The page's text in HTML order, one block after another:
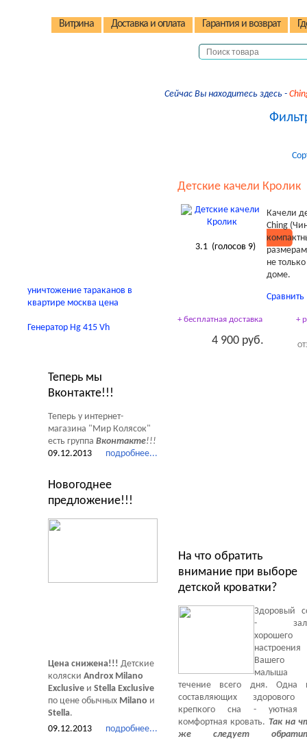
Витрина Доставка и оплата Гарантия и возврат
Сейчас Вы находитесь здесь -
Детские качели Кролик
3.1 (голосов 9)
Качели
Ching
не
доме.
Сравнить
+ бесплатная доставка +
4 900 руб.
На что обратить
внимание при выборе
детской кроватки?
Здоровый
-
хорошего
настроения
Вашего
малыша
течение всего дня. Одна
составляющих
крепкого сна - уютная
комфортная кровать. Так на
же следует
уничтожение тараканов в
квартире москва цена
Генератор Hg 415 Vh
Теперь мы
Вконтакте!!!
Теперь у интернет-
магазина "Мир Колясок"
есть группа Вконтакте!!!
подробнее...
09.12.2013
Новогоднее
предложение!!!
Цена снижена!!! Детские
коляски Androx Milano
Exclusive и Stella Exclusive
по цене обычных Milano и
Stella.
подробнее...
09.12.2013